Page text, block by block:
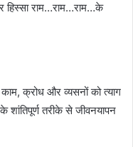
हिस्सा राम…राम…राम…के
काम, क्रोध और व्यसनों को त्याग
शांतिपूर्ण तरीके से जीवनयापन